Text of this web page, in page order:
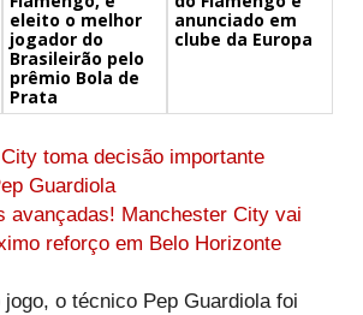
eleito o melhor
jogador do
Brasileirão pelo
prêmio Bola de
Prata
anunciado em
clube da Europa
toma decisão importante
Guardiola
avançadas! Manchester City vai
reforço em Belo Horizonte
o técnico Pep Guardiola foi